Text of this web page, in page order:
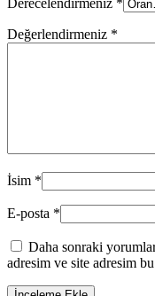
Değerlendirmeniz *
İsim *
E-posta *
Daha sonraki
adresim ve site adresim